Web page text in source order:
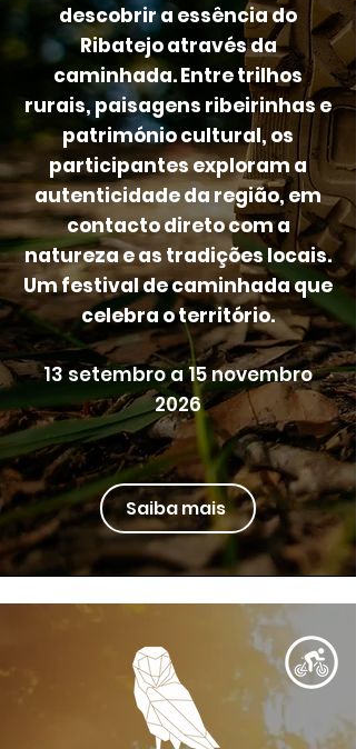
descobrir a essência do
Ribatejo através da
caminhada. Entre trilhos
rurais, paisagens ribeirinhas e
património cultural, os
participantes exploram a
autenticidade da região, em
contacto direto com a
natureza e as tradições locais.
Um festival de caminhada que
celebra o território.
13 setembro a 15 novembro
2026​
Saiba mais